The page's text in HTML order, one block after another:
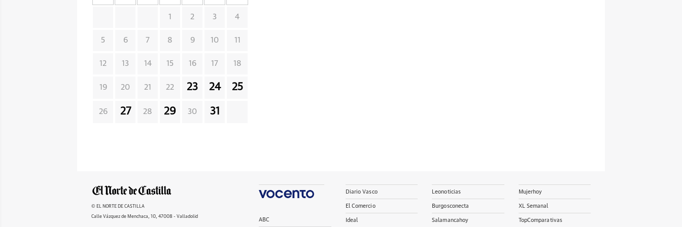
1 2 3 4
5 6 7 8 9 10 11
12 13 14 15 16 17 18
19 20 21 22 23 24 25
26 27 28 29 30 31
© EL NORTE DE CASTILLA
Calle Vázquez de Menchaca, 10, 47008 - Valladolid
ABC
Diario Vasco
El Comercio
Ideal
Leonoticias
Burgosconecta
Salamancahoy
Mujerhoy
XL Semanal
TopComparativas